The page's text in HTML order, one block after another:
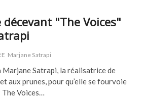
décevant "The Voices"
Marjane Satrapi
Marjane Satrapi, la réalisatrice de
aux prunes, pour qu’elle se fourvoie
The Voices…